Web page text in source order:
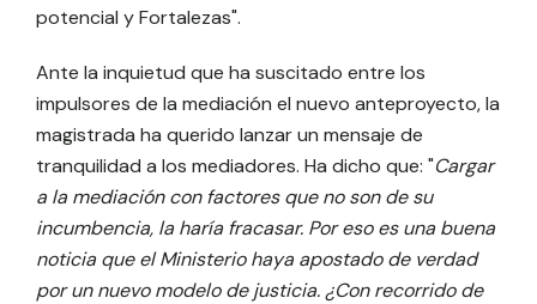
potencial y Fortalezas".
Ante la inquietud que ha suscitado entre los
impulsores de la mediación el nuevo anteproyecto, la
magistrada ha querido lanzar un mensaje de
tranquilidad a los mediadores. Ha dicho que: "Cargar
a la mediación con factores que no son de su
incumbencia, la haría fracasar. Por eso es una buena
noticia que el Ministerio haya apostado de verdad
por un nuevo modelo de justicia. ¿Con recorrido de